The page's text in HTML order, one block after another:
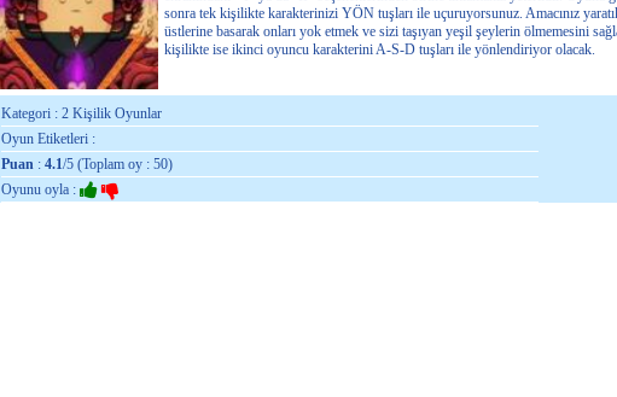
sonra tek kişilikte karakterinizi YÖN tuşları ile uçuruyorsunuz. Amacınız
üstlerine basarak onları yok etmek ve sizi taşıyan yeşil şeylerin ölmemesini
kişilikte ise ikinci oyuncu karakterini A-S-D tuşları ile yönlendiriyor olacak.
Kategori : 2 Kişilik Oyunlar
Oyun Etiketleri :
Puan : 4.1/5 (Toplam oy : 50)
Oyunu oyla :